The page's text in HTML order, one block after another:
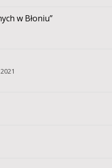
w Błoniu”